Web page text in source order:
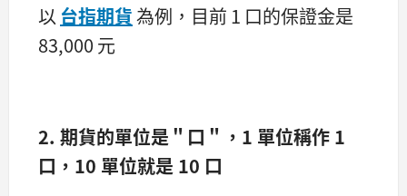
以 台指期貨為例，目前 1 口的保證金是
83,000 元
2. 期貨的單位是＂口＂，1 單位稱作 1
口，10 單位就是 10 口